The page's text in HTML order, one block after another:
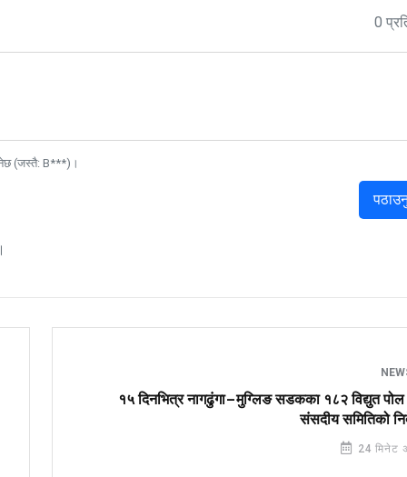
0
(जस्तै: B***)।
१५ दिनभित्र नागढुंगा–मुग्लिङ सडकका १८२ विद्युत पोल
संसदीय समितिको
24 मिनेट